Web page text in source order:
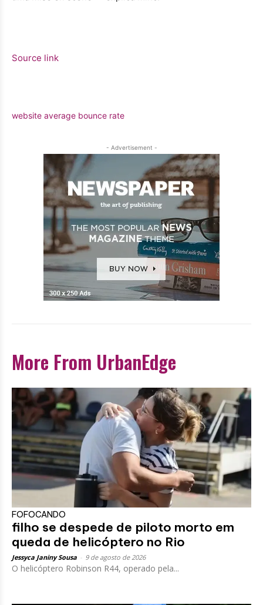
Source link
website average bounce rate
- Advertisement -
More From UrbanEdge
FOFOCANDO
filho se despede de piloto morto em
queda de helicóptero no Rio
Jessyca Janiny Sousa 9 de agosto de 2026
O helicóptero Robinson R44, operado pela...